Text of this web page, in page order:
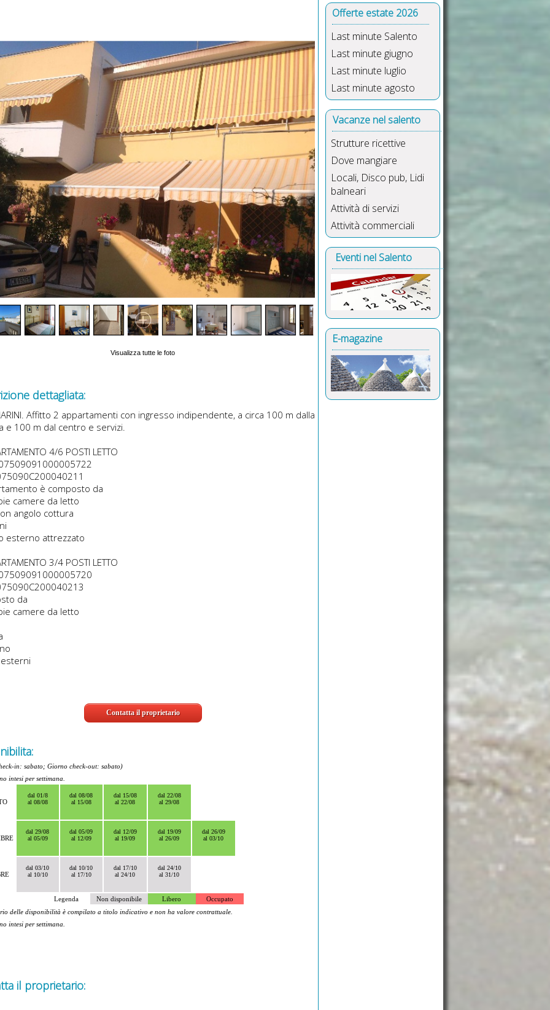
Spazio esterno appartamenti 2/4
Visualizza tutte le foto
dettagliata:
Affitto 2 appartamenti con ingresso indipendente, a circa 100 m dalla
e 100 m dal centro e servizi.
4/6 POSTI LETTO
è composto da
camere da letto
angolo cottura
esterno attrezzato
3/4 POSTI LETTO
da
camere da letto
Contatta il proprietario
in: sabato; Giorno check-out: sabato)
intesi per settimana.
dal 01/8
al 08/08
dal 08/08
al 15/08
dal 15/08
al 22/08
dal 22/08
al 29/08
dal 29/08
al 05/09
dal 05/09
al 12/09
dal 12/09
al 19/09
dal 19/09
al 26/09
dal 26/09
al 03/10
dal 03/10
al 10/10
dal 10/10
al 17/10
dal 17/10
al 24/10
dal 24/10
al 31/10
Legenda Non disponibile Libero
Occupato
delle disponibilità è compilato a titolo indicativo e non ha valore contrattuale.
intesi per settimana.
il proprietario:
Offerte estate 2026
Last minute Salento
Last minute giugno
Last minute luglio
Last minute agosto
Vacanze nel salento
Strutture ricettive
Dove mangiare
Locali, Disco pub, Lidi
balneari
Attività di servizi
Attività commerciali
Eventi nel Salento
E-magazine